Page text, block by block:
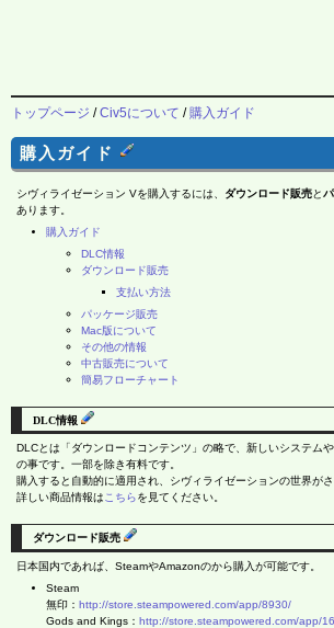
トップページ /Civ5について /購入ガイド
購入ガイド
シヴィライゼーション Vを購入するには、 ダウンロード販売と
あります。
購入ガイド
DLC情報
ダウンロード販売
支払い方法
パッケージ販売
Mac版について
その他の情報
中古販売について
簡易フローチャート
DLC情報
DLCとは「ダウンロードコンテンツ」の略で、新しいシステム
の事です。一部を除き有料です。
購入すると自動的に適用され、シヴィライゼーションの世界がさ
詳しい商品情報はこちらを見てください。
ダウンロード販売
日本国内であれば、SteamやAmazonのから購入が可能です。
Steam
無印： http://store.steampowered.com/app/8930/
Gods and Kings： http://store.steampowered.com/app/